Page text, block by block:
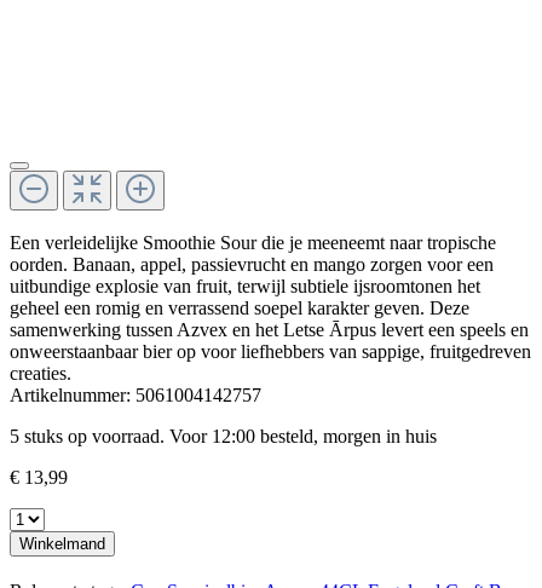
Een verleidelijke Smoothie Sour die je meeneemt naar tropische
oorden. Banaan, appel, passievrucht en mango zorgen voor een
uitbundige explosie van fruit, terwijl subtiele ijsroomtonen het
geheel een romig en verrassend soepel karakter geven. Deze
samenwerking tussen Azvex en het Letse Ārpus levert een speels en
onweerstaanbaar bier op voor liefhebbers van sappige, fruitgedreven
creaties.
Artikelnummer: 5061004142757
5 stuks op voorraad. Voor 12:00 besteld, morgen in huis
€ 13,99
Winkelmand